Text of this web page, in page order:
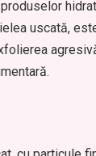
uscată,